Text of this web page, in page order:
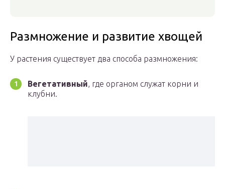
Размножение и развитие хвощей
У растения существует два способа размножения:
Вегетативный, где органом служат корни и
клубни.